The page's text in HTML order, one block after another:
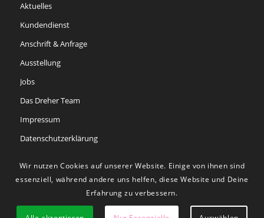
Aktuelles
Kundendienst
Anschrift & Anfrage
Ausstellung
Jobs
Das Dreher Team
Impressum
Datenschutzerklärung
Wir nutzen Cookies auf unserer Website. Einige von ihnen sind
essenziell, während andere uns helfen, diese Website und Deine
Erfahrung zu verbessern.